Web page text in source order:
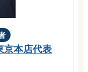
京本店代表